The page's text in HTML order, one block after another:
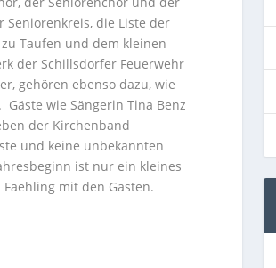
Seniorenkreis, die Liste der
Taufen und dem kleinen
der Schillsdorfer Feuerwehr
gehören ebenso dazu, wie
wie Sängerin Tina Benz
der Kirchenband
und keine unbekannten
ist nur ein kleines
mit den Gästen.